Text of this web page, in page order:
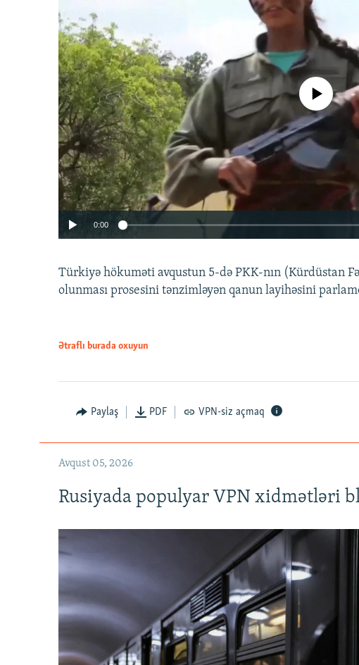
No media source
0:00
Türkiyə hökuməti avqustun 5-də PKK-nın (Kürdüstan
olunması prosesini tənzimləyən qanun layihəsini
Ətraflı burada oxuyun
Paylaş PDF VPN-siz açmaq
Avqust 05, 2026
Rusiyada populyar VPN xidmətləri